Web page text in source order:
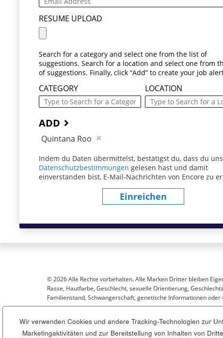
RESUME UPLOAD
Search for a category and select one from the list of
suggestions. Search for a location and select one from
of suggestions. Finally, click “Add” to create your job
CATEGORY LOCATION
ADD
Quintana Roo
Indem du Daten übermittelst, bestätigst du, dass du
Datenschutzbestimmungen (dieser Inhalt öffnet sich in
gelesen hast und damit
einverstanden bist, E-Mail-Nachrichten von Encore zu
Einreichen
© 2026 Alle Rechte vorbehalten. Alle Marken Dritter bleiben
Rasse, Hautfarbe, Geschlecht, sexuelle Orientierung,
Familienstand, Schwangerschaft, genetische Informationen
Sitemap
Wir verwenden Cookies und andere Tracking-Technologien zur
Marketingaktivitäten und zur Bereitstellung von Inhalten von